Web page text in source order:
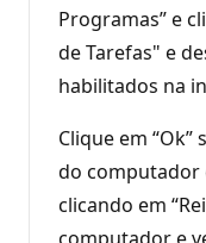
Programas” e
de Tarefas" e
habilitados na
Clique em
do computador
clicando em
computador e